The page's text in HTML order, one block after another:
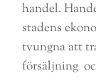
handel.
stadens
tvungna att
försäljning